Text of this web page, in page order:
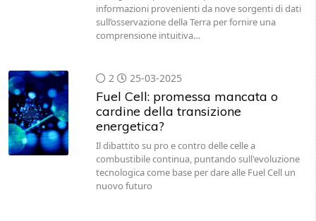
informazioni provenienti da nove sorgenti di dati
sull’osservazione della Terra per fornire una
comprensione intuitiva…
2 25-03-2025
Fuel Cell: promessa mancata o
cardine della transizione
energetica?
Il dibattito su pro e contro delle celle a
combustibile continua, puntando sull'evoluzione
tecnologica come base per dare alle Fuel Cell un
nuovo futuro